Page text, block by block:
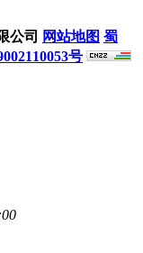
公司 网站地图 蜀
号